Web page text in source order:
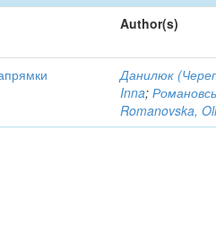
Author(s)
Данилюк
Inna;
Romanovska,